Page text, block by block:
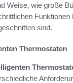
Weise, wie große
sind.
Thermostaten